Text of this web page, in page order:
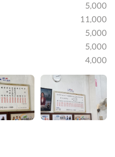
5,000
11,000
5,000
5,000
4,000